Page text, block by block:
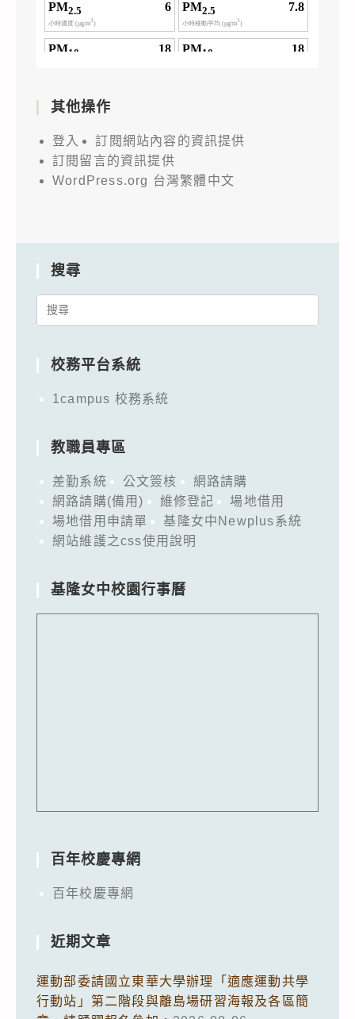
其他操作
登入
訂閱網站內容的資訊提供
訂閱留言的資訊提供
WordPress.org 台灣繁體中文
搜尋
Search
校務平台系統
1campus 校務系統
教職員專區
差勤系統 公文簽核
網路請購
網路請購(備用)
維修登記
場地借用
場地借用申請單
基隆女中Newplus系統
網站維護之css使用說明
基隆女中校園行事曆
百年校慶專網
百年校慶專網
近期文章
運動部委請國立東華大學辦理「適應運動共學
行動站」第二階段與離島場研習海報及各區簡